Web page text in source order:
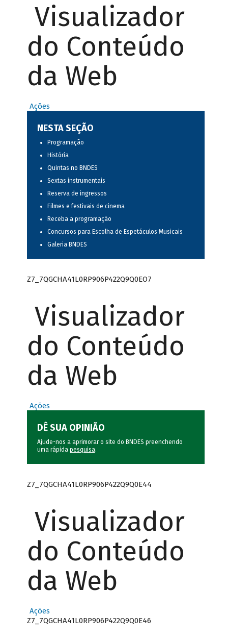
Visualizador
do Conteúdo
da Web
Ações
NESTA SEÇÃO
Programação
História
Quintas no BNDES
Sextas instrumentais
Reserva de ingressos
Filmes e festivais de cinema
Receba a programação
Concursos para Escolha de Espetáculos Musicais
Galeria BNDES
Z7_7QGCHA41L0RP906P422Q9Q0EO7
Visualizador
do Conteúdo
da Web
Ações
DÊ SUA OPINIÃO
Ajude-nos a aprimorar o site do BNDES preenchendo
uma rápida pesquisa.
Z7_7QGCHA41L0RP906P422Q9Q0E44
Visualizador
do Conteúdo
da Web
Ações
Z7_7QGCHA41L0RP906P422Q9Q0E46